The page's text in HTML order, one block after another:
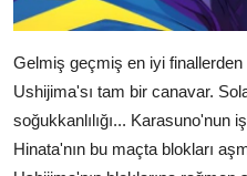
Gelmiş geçmiş en iyi finallerden
Ushijima'sı tam bir canavar.
soğukkanlılığı... Karasuno'nun
Hinata'nın bu maçta blokları